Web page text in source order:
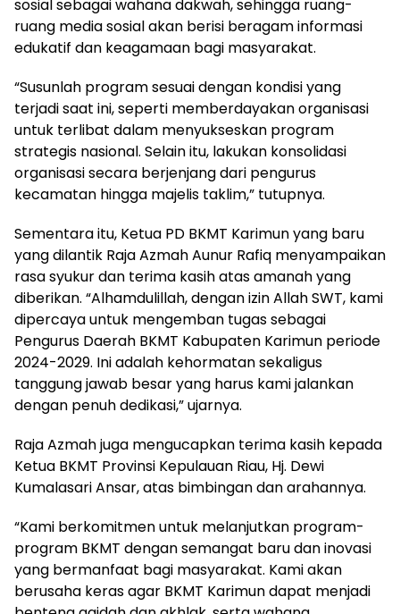
sosial sebagai wahana dakwah, sehingga ruang-
ruang media sosial akan berisi beragam informasi
edukatif dan keagamaan bagi masyarakat.
“Susunlah program sesuai dengan kondisi yang
terjadi saat ini, seperti memberdayakan organisasi
untuk terlibat dalam menyukseskan program
strategis nasional. Selain itu, lakukan konsolidasi
organisasi secara berjenjang dari pengurus
kecamatan hingga majelis taklim,” tutupnya.
Sementara itu, Ketua PD BKMT Karimun yang baru
yang dilantik Raja Azmah Aunur Rafiq menyampaikan
rasa syukur dan terima kasih atas amanah yang
diberikan. “Alhamdulillah, dengan izin Allah SWT, kami
dipercaya untuk mengemban tugas sebagai
Pengurus Daerah BKMT Kabupaten Karimun periode
2024-2029. Ini adalah kehormatan sekaligus
tanggung jawab besar yang harus kami jalankan
dengan penuh dedikasi,” ujarnya.
Raja Azmah juga mengucapkan terima kasih kepada
Ketua BKMT Provinsi Kepulauan Riau, Hj. Dewi
Kumalasari Ansar, atas bimbingan dan arahannya.
“Kami berkomitmen untuk melanjutkan program-
program BKMT dengan semangat baru dan inovasi
yang bermanfaat bagi masyarakat. Kami akan
berusaha keras agar BKMT Karimun dapat menjadi